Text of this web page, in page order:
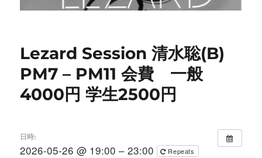
Lezard Session 清水聡(B)
PM7 – PM11 会費 一般
4000円 学生2500円
日時:
2026-05-26 @ 19:00 – 23:00 Repeats